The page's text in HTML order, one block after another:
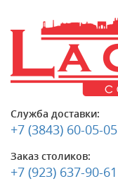
Служба доставки:
+7 (3843) 60-05-05
Заказ столиков:
+7 (923) 637-90-61